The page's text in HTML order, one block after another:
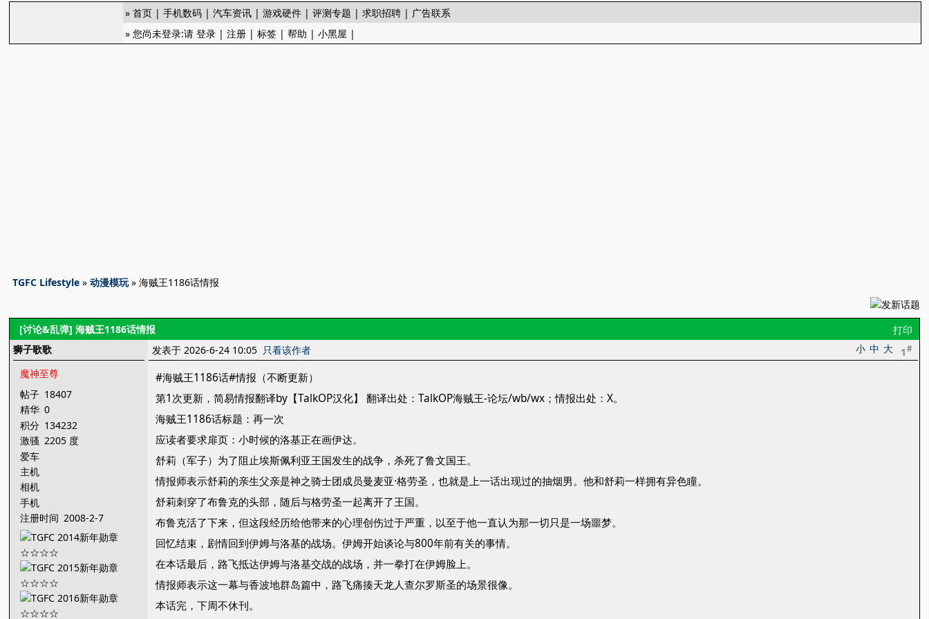
»首页 |手机数码 |汽车资讯 |游戏硬件 |评测专题 |求职招聘 | 广告联系
» 您尚未登录:请登录 |注册 |标签 |帮助 |小黑屋 |
TGFC Lifestyle »动漫模玩» 海贼王1186话情报
打印
[讨论&乱弹] 海贼王1186话情报
狮子歌歌
魔神至尊
帖子 18407
精华 0
积分 134232
激骚 2205 度
爱车
主机
相机
手机
注册时间 2008-2-7
1 #
大
中
小
发表于 2026-6-24 10:05 只看该作者
#海贼王1186话#情报（不断更新）
第1次更新，简易情报翻译by【TalkOP汉化】 翻译出处：TalkOP海贼王-论坛/wb/wx；情报出处：X。
海贼王1186话标题：再一次
应读者要求扉页：小时候的洛基正在画伊达。
舒莉（军子）为了阻止埃斯佩利亚王国发生的战争，杀死了鲁文国王。
情报师表示舒莉的亲生父亲是神之骑士团成员曼麦亚·格劳圣，也就是上一话出现过的抽烟男。他和舒莉一样拥有异色瞳。
舒莉刺穿了布鲁克的头部，随后与格劳圣一起离开了王国。
布鲁克活了下来，但这段经历给他带来的心理创伤过于严重，以至于他一直认为那一切只是一场噩梦。
回忆结束，剧情回到伊姆与洛基的战场。伊姆开始谈论与800年前有关的事情。
在本话最后，路飞抵达伊姆与洛基交战的战场，并一拳打在伊姆脸上。
情报师表示这一幕与香波地群岛篇中，路飞痛揍天龙人查尔罗斯圣的场景很像。
本话完，下周不休刊。